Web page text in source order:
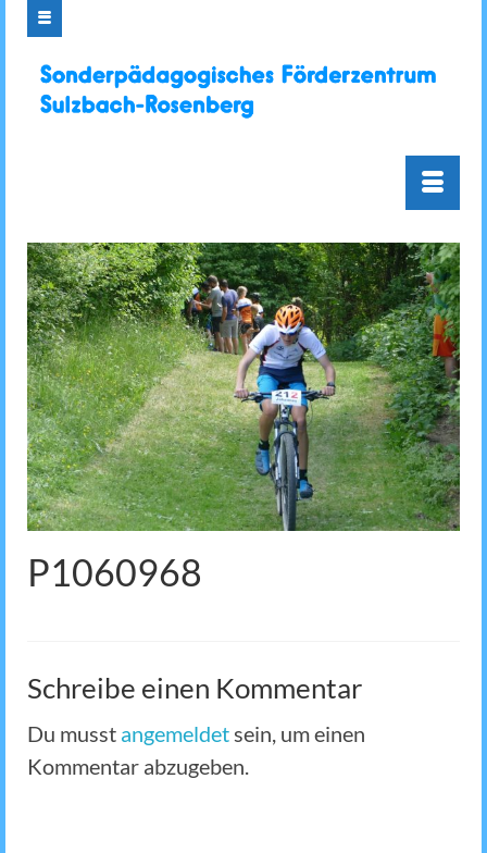
P1060968
Schreibe einen Kommentar
Du musst angemeldetsein, um einen
Kommentar abzugeben.